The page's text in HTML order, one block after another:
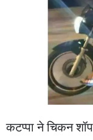
कटप्पा ने चिकन